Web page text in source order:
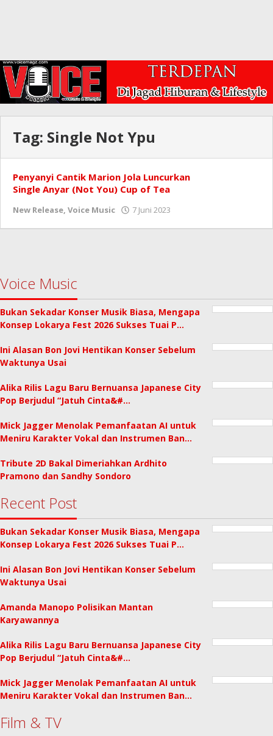
Tag: Single Not Ypu
Penyanyi Cantik Marion Jola Luncurkan
Single Anyar (Not You) Cup of Tea
New Release, Voice Music 7 Juni 2023
Voice Music
Bukan Sekadar Konser Musik Biasa, Mengapa
Konsep Lokarya Fest 2026 Sukses Tuai P…
Ini Alasan Bon Jovi Hentikan Konser Sebelum
Waktunya Usai
Alika Rilis Lagu Baru Bernuansa Japanese City
Pop Berjudul “Jatuh Cinta&#…
Mick Jagger Menolak Pemanfaatan AI untuk
Meniru Karakter Vokal dan Instrumen Ban…
Tribute 2D Bakal Dimeriahkan Ardhito
Pramono dan Sandhy Sondoro
Recent Post
Bukan Sekadar Konser Musik Biasa, Mengapa
Konsep Lokarya Fest 2026 Sukses Tuai P…
Ini Alasan Bon Jovi Hentikan Konser Sebelum
Waktunya Usai
Amanda Manopo Polisikan Mantan
Karyawannya
Alika Rilis Lagu Baru Bernuansa Japanese City
Pop Berjudul “Jatuh Cinta&#…
Mick Jagger Menolak Pemanfaatan AI untuk
Meniru Karakter Vokal dan Instrumen Ban…
Film & TV